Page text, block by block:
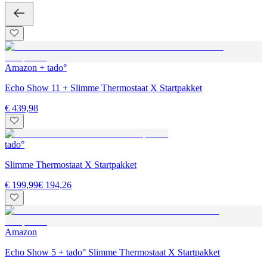
Amazon + tado°
Echo Show 11 + Slimme Thermostaat X Startpakket
€ 439,98
tado°
Slimme Thermostaat X Startpakket
€ 199,99€ 194,26
Amazon
Echo Show 5 + tado° Slimme Thermostaat X Startpakket